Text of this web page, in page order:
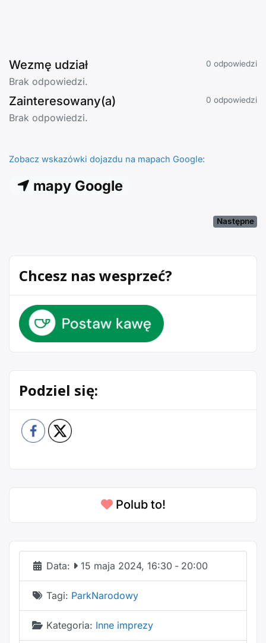
Wezmę udział 0 odpowiedzi
Brak odpowiedzi.
Zainteresowany(a) 0 odpowiedzi
Brak odpowiedzi.
Zobacz wskazówki dojazdu na mapach Google:
mapy Google
Następne
Chcesz nas wesprzeć?
Podziel się:
Polub to!
Data: 15 maja 2024, 16:30 - 20:00
Tagi: ParkNarodowy
Kategoria: Inne imprezy